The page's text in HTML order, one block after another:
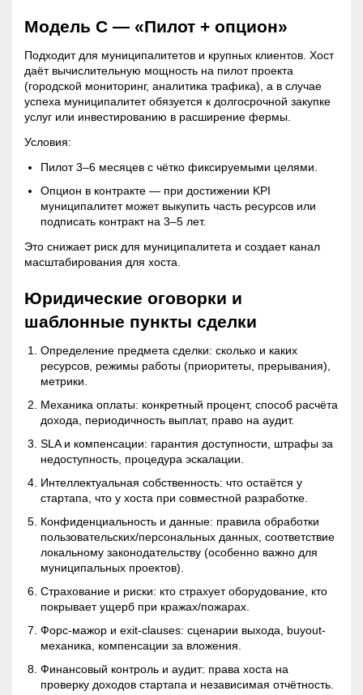
Модель C — «Пилот + опцион»
Подходит для муниципалитетов и крупных клиентов. Хост
даёт вычислительную мощность на пилот проекта
(городской мониторинг, аналитика трафика), а в случае
успеха муниципалитет обязуется к долгосрочной закупке
услуг или инвестированию в расширение фермы.
Условия:
Пилот 3–6 месяцев с чётко фиксируемыми целями.
Опцион в контракте — при достижении KPI
муниципалитет может выкупить часть ресурсов или
подписать контракт на 3–5 лет.
Это снижает риск для муниципалитета и создает канал
масштабирования для хоста.
Юридические оговорки и
шаблонные пункты сделки
Определение предмета сделки: сколько и каких
ресурсов, режимы работы (приоритеты, прерывания),
метрики.
Механика оплаты: конкретный процент, способ расчёта
дохода, периодичность выплат, право на аудит.
SLA и компенсации: гарантия доступности, штрафы за
недоступность, процедура эскалации.
Интеллектуальная собственность: что остаётся у
стартапа, что у хоста при совместной разработке.
Конфиденциальность и данные: правила обработки
пользовательских/персональных данных, соответствие
локальному законодательству (особенно важно для
муниципальных проектов).
Страхование и риски: кто страхует оборудование, кто
покрывает ущерб при кражах/пожарах.
Форс-мажор и exit-clauses: сценарии выхода, buyout-
механика, компенсации за вложения.
Финансовый контроль и аудит: права хоста на
проверку доходов стартапа и независимая отчётность.